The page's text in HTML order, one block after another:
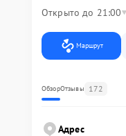
Открыто до 21:00
Маршрут
ОбзорОтзывы 172
Адрес